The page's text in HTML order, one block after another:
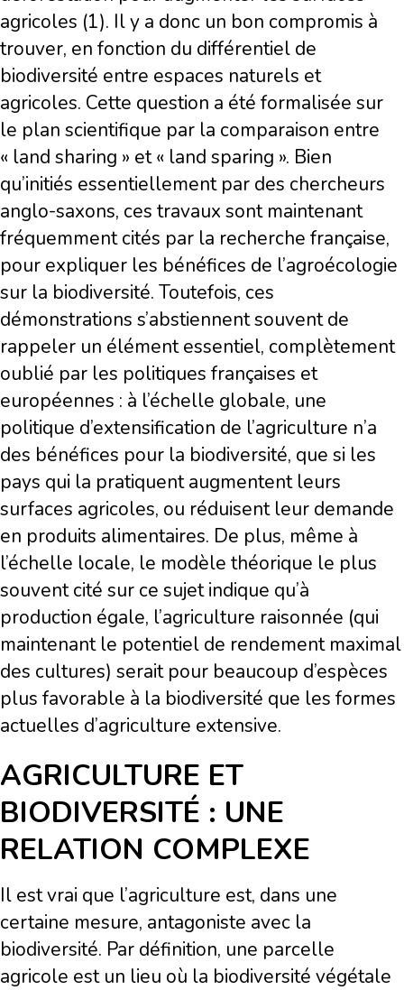
agricoles (1). Il y a donc un bon compromis à
trouver, en fonction du différentiel de
biodiversité entre espaces naturels et
agricoles. Cette question a été formalisée sur
le plan scientifique par la comparaison entre
« land sharing » et « land sparing ». Bien
qu’initiés essentiellement par des chercheurs
anglo-saxons, ces travaux sont maintenant
fréquemment cités par la recherche française,
pour expliquer les bénéfices de l’agroécologie
sur la biodiversité. Toutefois, ces
démonstrations s’abstiennent souvent de
rappeler un élément essentiel, complètement
oublié par les politiques françaises et
européennes : à l’échelle globale, une
politique d’extensification de l’agriculture n’a
des bénéfices pour la biodiversité, que si les
pays qui la pratiquent augmentent leurs
surfaces agricoles, ou réduisent leur demande
en produits alimentaires. De plus, même à
l’échelle locale, le modèle théorique le plus
souvent cité sur ce sujet indique qu’à
production égale, l’agriculture raisonnée (qui
maintenant le potentiel de rendement maximal
des cultures) serait pour beaucoup d’espèces
plus favorable à la biodiversité que les formes
actuelles d’agriculture extensive.
AGRICULTURE ET
BIODIVERSITÉ : UNE
RELATION COMPLEXE
Il est vrai que l’agriculture est, dans une
certaine mesure, antagoniste avec la
biodiversité. Par définition, une parcelle
agricole est un lieu où la biodiversité végétale